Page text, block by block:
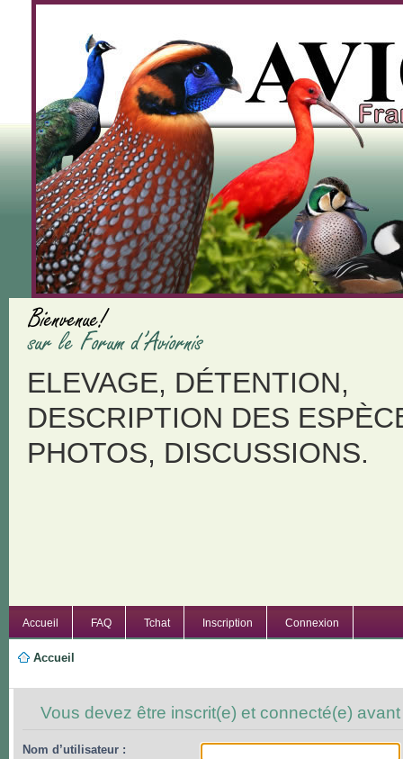
ELEVAGE, DÉTENTION,
DESCRIPTION DES
PHOTOS, DISCUSSIONS.
Accueil FAQ Tchat Inscription Connexion
Accueil
Vous devez être inscrit(e) et connecté(e)
Nom d’utilisateur :